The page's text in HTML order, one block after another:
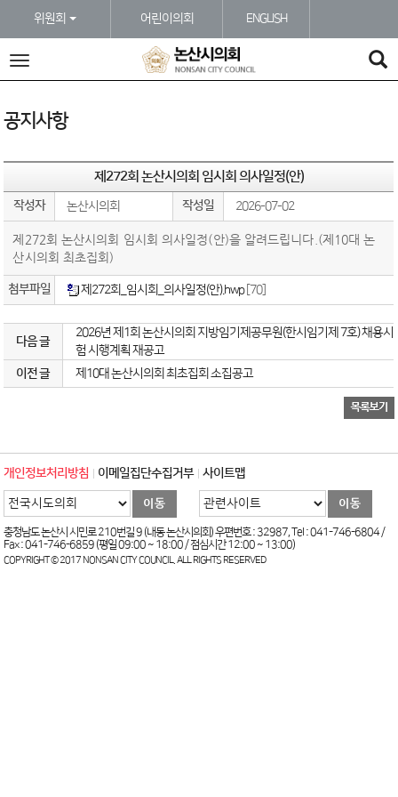
위원회
어린이의회 ENGLISH
전
공지사항
제272회 논산시의회 임시회 의사일정(안)
작성자 논산시의회 작성일 2026-07-02
제272회 논산시의회 임시회 의사일정(안)을 알려드립니다.(제10대 논
산시의회 최초집회)
첨부파일 제272회_임시회_의사일정(안).hwp [70]
다음 글
2026년 제1회 논산시의회 지방임기제공무원(한시임기제 7호) 채용시
험 시행계획 재공고
이전 글
제10대 논산시의회 최초집회 소집공고
개인정보처리방침 이메일집단수집거부 사이트맵
충청남도 논산시 시민로 210번길 9 (내동 논산시의회) 우편번호 : 32987, Tel : 041-746-6804 /
Fax : 041-746-6859 (평일 09:00 ~ 18:00 / 점심시간 12:00 ~ 13:00)
COPYRIGHT © 2017 NONSAN CITY COUNCIL. ALL RIGHTS RESERVED